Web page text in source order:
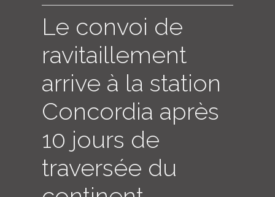
ENGLISH
Le convoi de
ravitaillement
arrive à la station
Concordia après
10 jours de
traversée du